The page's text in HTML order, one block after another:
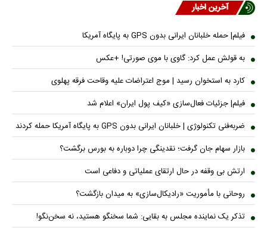
آخرین اخبار
فیلم| حمله خلبانان ایرانی بدون GPS به پایگاه آمریکا
به قولش عمل کرد: گاوی با موی صورتی! +عکس
کارد به استخوان رسید | موج اعتراضات علیه وقاحت فرقه پهلوی
فیلم| جزئیات فعال‌سازی «کیف پول ایران» اعلام شد
ضربه‌فنی تکنولوژی | خلبانان ایرانی بدون GPS به پایگاه آمریکا حمله کردند
بازار سهام جان گرفت؛ نقدینگی چرا دوباره به بورس برگشت؟
ارتش بی وقفه در حال ارتقای عملیاتی و دفاعی است
روحانی با مأموریت «رادیکال‌سازی» به میدان بازگشت؟
تذکر یک نماینده مجلس به بقایی: شما سخنگو هستید، نه سخن‌نگو!